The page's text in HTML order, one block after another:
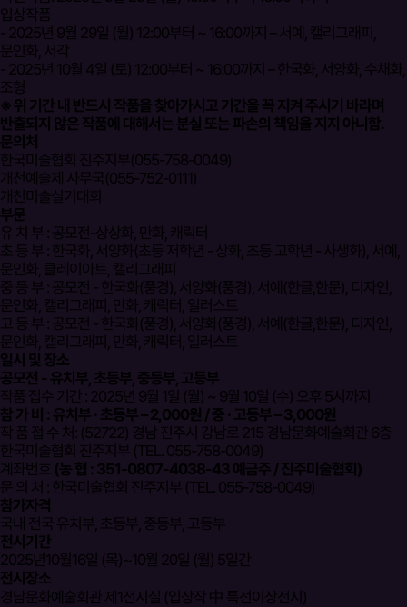
입상작품
- 2025년 9월 29일 (월) 12:00부터 ~ 16:00까지 – 서예, 캘리그래피,
문인화, 서각
- 2025년 10월 4일 (토) 12:00부터 ~ 16:00까지 – 한국화, 서양화, 수채화,
조형
※ 위 기간 내 반드시 작품을 찾아가시고 기간을 꼭 지켜 주시기 바라며
반출되지 않은 작품에 대해서는 분실 또는 파손의 책임을 지지 아니함.
문의처
한국미술협회 진주지부(055-758-0049)
개천예술제 사무국(055-752-0111)
개천미술실기대회
부문
유 치 부 : 공모전-상상화, 만화, 캐릭터
초 등 부 : 한국화, 서양화(초등 저학년 - 상화, 초등 고학년 - 사생화), 서예,
문인화, 클레이아트, 캘리그래피
중 등 부 : 공모전 - 한국화(풍경), 서양화(풍경), 서예(한글,한문), 디자인,
문인화, 캘리그래피, 만화, 캐릭터, 일러스트
고 등 부 : 공모전 - 한국화(풍경), 서양화(풍경), 서예(한글,한문), 디자인,
문인화, 캘리그래피, 만화, 캐릭터, 일러스트
일시 및 장소
공모전 - 유치부, 초등부, 중등부, 고등부
작품 접수 기간 : 2025년 9월 1일 (월) ~ 9월 10일 (수) 오후 5시까지
참 가 비 : 유치부 · 초등부 – 2,000원 / 중 · 고등부 – 3,000원
작 품 접 수 처: (52722) 경남 진주시 강남로 215 경남문화예술회관 6층
한국미술협회 진주지부 (TEL. 055-758-0049)
계좌번호 (농 협 : 351-0807-4038-43 예금주 / 진주미술협회)
문 의 처 : 한국미술협회 진주지부 (TEL. 055-758-0049)
참가자격
국내 전국 유치부, 초등부, 중등부, 고등부
전시기간
2025년10월16일 (목)~10월 20일 (월) 5일간
전시장소
경남문화예술회관 제1전시실 (입상작 中 특선이상전시)